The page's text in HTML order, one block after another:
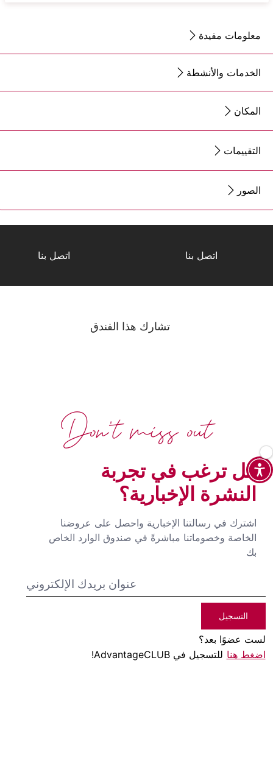
معلومات مفيدة
الخدمات والأنشطة
المكان
التقييمات
الصور
اتصل بنا اتصل بنا
تشارك هذا الفندق
هل ترغب في تجربة
النشرة الإخبارية؟
اشترك في رسالتنا الإخبارية واحصل على عروضنا
الخاصة وخصوماتنا مباشرةً في صندوق الوارد الخاص
بك
التسجيل
لست عضوًا بعد؟
اضغط هنا للتسجيل في AdvantageCLUB!
Don't miss out